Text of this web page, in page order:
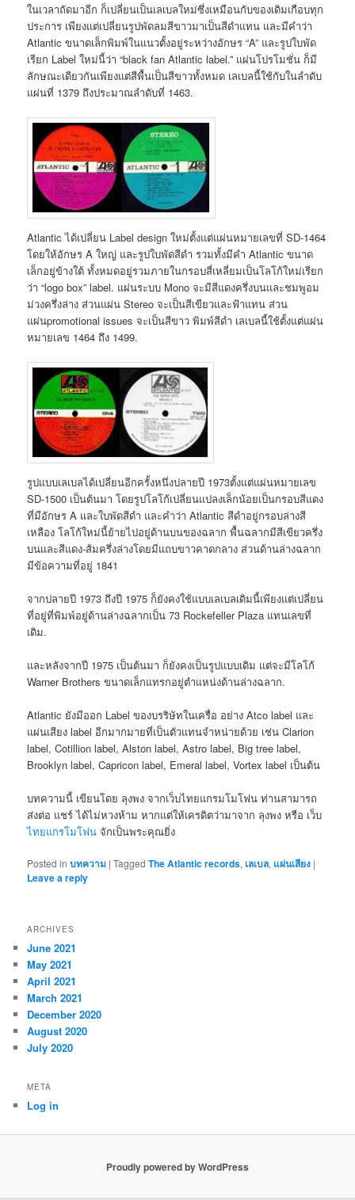
ในเวลาถัดมาอีก ก็เปลี่ยนเป็นเลเบลใหม่ซึ่งเหมือนกับของเดิมเกือบทุก
ประการ เพียงแต่เปลี่ยนรูปพัดลมสีขาวมาเป็นสีดำแทน และมีคำว่า
Atlantic ขนาดเล็กพิมพ์ในแนวตั้งอยู่ระหว่างอักษร “A” และรูปใบพัด
เรียก Label ใหม่นี้ว่า “black fan Atlantic label.” แผ่นโปรโมชั่น ก็มี
ลักษณะเดียวกันเพียงแต่สีพื้นเป็นสีขาวทั้งหมด เลเบลนี้ใช้กับในลำดับ
แผ่นที่ 1379 ถึงประมาณลำดับที่ 1463.
Atlantic ได้เปลี่ยน Label design ใหม่ตั้งแต่แผ่นหมายเลขที่ SD-1464
โดยให้อักษร A ใหญ่ และรูปใบพัดสีดำ รวมทั้งมีคำ Atlantic ขนาด
เล็กอยู่ข้างใต้ ทั้งหมดอยู่รวมภายในกรอบสี่เหลี่ยมเป็นโลโก้ใหม่เรียก
ว่า “logo box” label. แผ่นระบบ Mono จะมีสีแดงครึ่งบนและชมพูอม
ม่วงครึ่งล่าง ส่วนแผ่น Stereo จะเป็นสีเขียวและฟ้าแทน ส่วน
แผ่นpromotional issues จะเป็นสีขาว พิมพ์สีดำ เลเบลนี้ใช้ตั้งแต่แผ่น
หมายเลข 1464 ถึง 1499.
รูปแบบเลเบลได้เปลี่ยนอีกครั้งหนึ่งปลายปี 1973ตั้งแต่แผ่นหมายเลข
SD-1500 เป็นต้นมา โดยรูปโลโก้เปลี่ยนแปลงเล็กน้อยเป็นกรอบสีแดง
ที่มีอักษร A และใบพัดสีดำ และคำว่า Atlantic สีดำอยู่กรอบล่างสี
เหลือง โลโก้ใหม่นี้ย้ายไปอยู่ด้านบนของฉลาก พื้นฉลากมีสีเขียวครึ่ง
บนและสีแดง-ส้มครึ่งล่างโดยมีแถบขาวคาดกลาง ส่วนด้านล่างฉลาก
มีข้อความที่อยู่ 1841
จากปลายปี 1973 ถึงปี 1975 ก็ยังคงใช้แบบเลเบลเดิมนี้เพียงแต่เปลี่ยน
ที่อยู่ที่พิมพ์อยู่ด้านล่างฉลากเป็น 73 Rockefeller Plaza แทนเลขที่
เดิม.
และหลังจากปี 1975 เป็นต้นมา ก็ยังคงเป็นรูปแบบเดิม แต่จะมีโลโก้
Warner Brothers ขนาดเล็กแทรกอยู่ตำแหน่งด้านล่างฉลาก.
Atlantic ยังมีออก Label ของบรริษัทในเครื่อ อย่าง Atco label และ
แผ่นเสียง label อีกมากมายที่เป็นตัวแทนจำหน่ายด้วย เช่น Clarion
label, Cotillion label, Alston label, Astro label, Big tree label,
Brooklyn label, Capricon label, Emeral label, Vortex label เป็นต้น
บทความนี้ เขียนโดย ลุงพง จากเว็บไทยแกรมโมโฟน ท่านสามารถ
ส่งต่อ แชร์ ได้ไม่หวงห้าม หากแต่ให้เครดิตว่ามาจาก ลุงพง หรือ เว็บ
ไทยแกรโมโฟน จักเป็นพระคุณยิ่ง
Posted in บทความ |Tagged The Atlantic records, เลเบล, แผ่นเสียง |
Leave a reply
ARCHIVES
June 2021
May 2021
April 2021
March 2021
December 2020
August 2020
July 2020
META
Log in
Proudly powered by WordPress